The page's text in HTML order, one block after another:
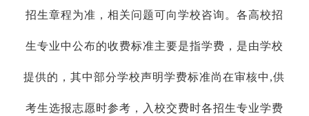
招生章程为准，相关问题可向学校咨询。各高校招
生专业中公布的收费标准主要是指学费，是由学校
提供的，其中部分学校声明学费标准尚在审核中,供
考生选报志愿时参考，入校交费时各招生专业学费